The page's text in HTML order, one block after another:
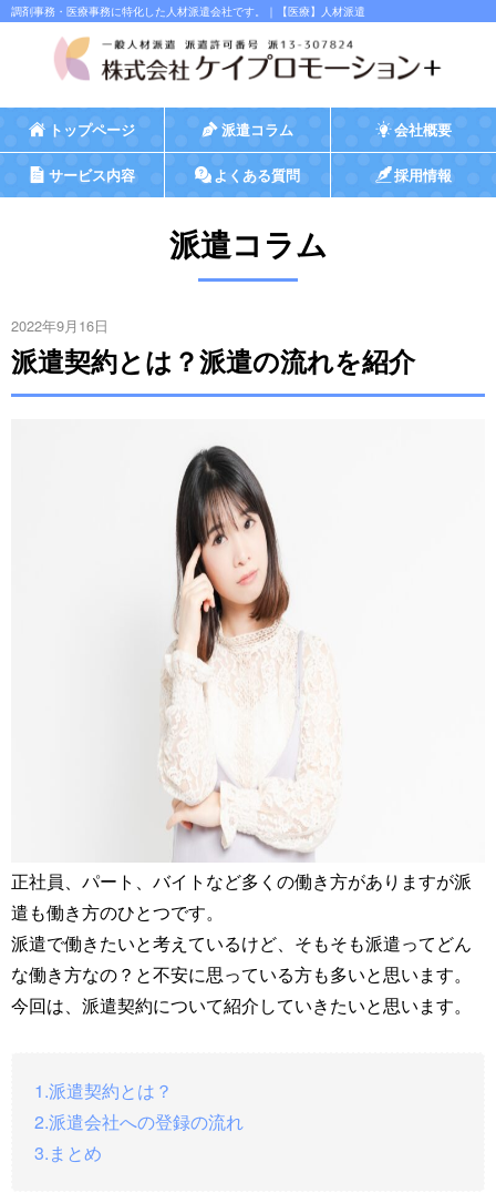
調剤事務・医療事務に特化した人材派遣会社です。｜【医療】人材派遣
トップページ 派遣コラム 会社概要
サービス内容 よくある質問 採用情報
派遣コラム
2022年9月16日
派遣契約とは？派遣の流れを紹介
正社員、パート、バイトなど多くの働き方がありますが派
遣も働き方のひとつです。
派遣で働きたいと考えているけど、そもそも派遣ってどん
な働き方なの？と不安に思っている方も多いと思います。
今回は、派遣契約について紹介していきたいと思います。
1.派遣契約とは？
2.派遣会社への登録の流れ
3.まとめ